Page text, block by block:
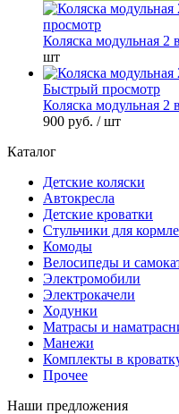
просмотр
Коляска модульная
шт
Быстрый просмотр
Коляска модульная 2
900 руб. / шт
Каталог
Детские коляски
Автокресла
Детские кроватки
Стульчики для
Комоды
Велосипеды и
Электромобили
Электрокачели
Ходунки
Матрасы и
Манежи
Комплекты в
Прочее
Наши предложения